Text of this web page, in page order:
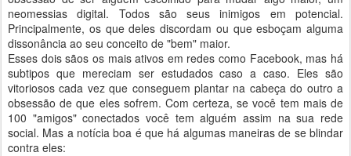
neomessias digital. Todos são seus inimigos em potencial.
Principalmente, os que deles discordam ou que esboçam alguma
dissonância ao seu conceito de "bem" maior.
Esses dois sãos os mais ativos em redes como Facebook, mas há
subtipos que mereciam ser estudados caso a caso. Eles são
vitoriosos cada vez que conseguem plantar na cabeça do outro a
obsessão de que eles sofrem. Com certeza, se você tem mais de
100 "amigos" conectados você tem alguém assim na sua rede
social. Mas a notícia boa é que há algumas maneiras de se blindar
contra eles: